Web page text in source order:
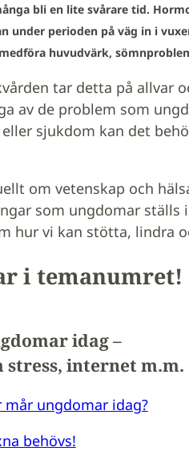
bli en lite svårare tid.
under perioden på väg in i
huvudvärk,
tar detta på allvar
av de problem som
sjukdom kan det
om vetenskap och
som ungdomar ställs
hur vi kan stötta, lindra
i temanumret!
idag –
stress, internet m.m.
mår ungdomar idag?
behövs!